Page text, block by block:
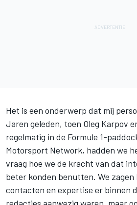
Het is een onderwerp dat mij
Jaren geleden, toen Oleg Karpov
regelmatig in de Formule 1-
Motorsport Network, hadden we
vraag hoe we de kracht van dat
beter konden benutten. We zagen
contacten en expertise er binnen
redacties aanwezig waren, maar